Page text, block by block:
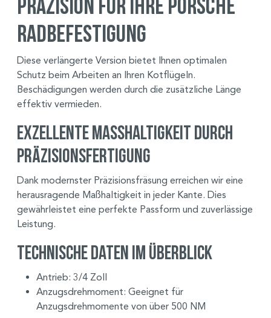
Radbefestigung
Diese verlängerte Version bietet Ihnen optimalen
Schutz beim Arbeiten an Ihren Kotflügeln.
Beschädigungen werden durch die zusätzliche Länge
effektiv vermieden.
Exzellente Maßhaltigkeit durch
Präzisionsfertigung
Dank modernster Präzisionsfräsung erreichen wir eine
herausragende Maßhaltigkeit in jeder Kante. Dies
gewährleistet eine perfekte Passform und zuverlässige
Leistung.
Technische Daten im Überblick
Antrieb: 3/4 Zoll
Anzugsdrehmoment: Geeignet für
Anzugsdrehmomente von über 500 NM